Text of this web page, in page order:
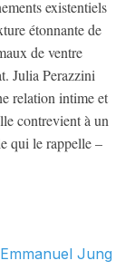
existentiels
étonnante de
de ventre
Julia Perazzini
relation intime et
contrevient à un
qui le rappelle –
Emmanuel Jung